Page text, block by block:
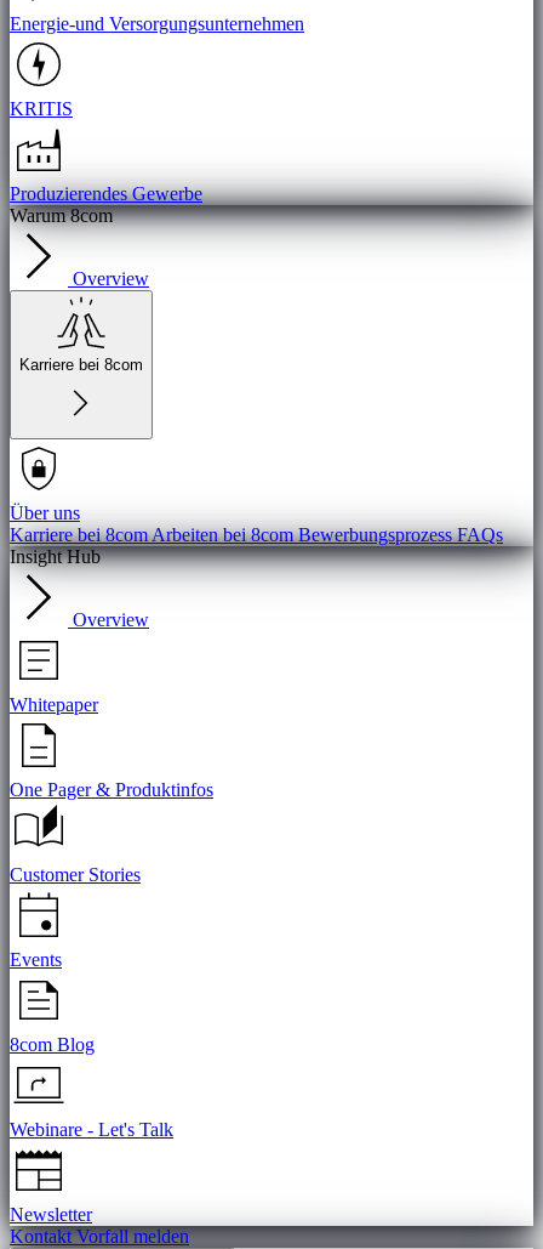
Energie-und Versorgungsunternehmen
KRITIS
Produzierendes Gewerbe
Warum 8com
Overview
Karriere bei 8com
Über uns
Karriere bei 8comArbeiten bei 8comBewerbungsprozessFAQs
Insight Hub
Overview
Whitepaper
One Pager & Produktinfos
Customer Stories
Events
8com Blog
Webinare - Let's Talk
Newsletter
KontaktVorfall melden